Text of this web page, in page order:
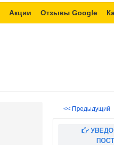
Акции Отзывы Google
<< Предыдущий